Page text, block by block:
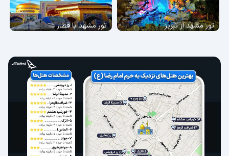
تور مشهد از تبریز تور مشهد با قطار